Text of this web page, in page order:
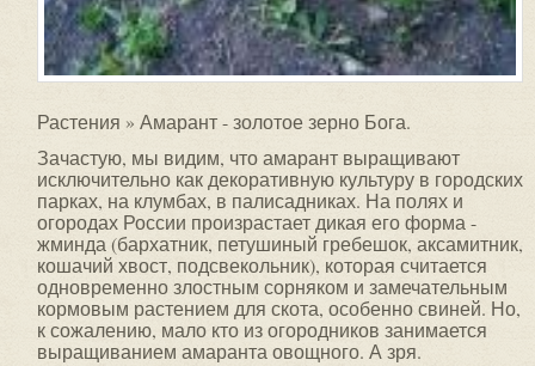
Растения » Амарант - золотое зерно Бога.
Зачастую, мы видим, что амарант выращивают
исключительно как декоративную культуру в городских
парках, на клумбах, в палисадниках. На полях и
огородах России произрастает дикая его форма -
жминда (бархатник, петушиный гребешок, аксамитник,
кошачий хвост, подсвекольник), которая считается
одновременно злостным сорняком и замечательным
кормовым растением для скота, особенно свиней. Но,
к сожалению, мало кто из огородников занимается
выращиванием амаранта овощного. А зря.